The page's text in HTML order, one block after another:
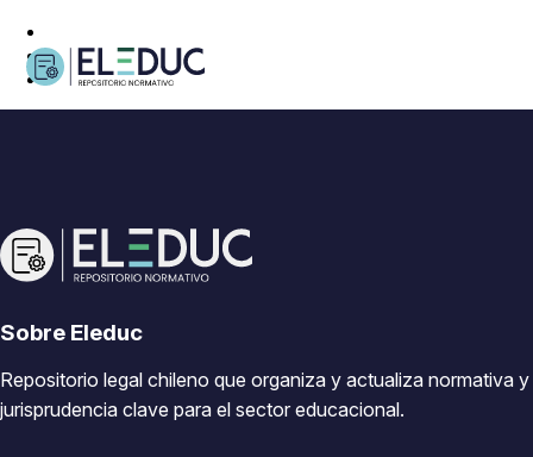
Sobre Eleduc
Repositorio legal chileno que organiza y actualiza normativa y
jurisprudencia clave para el sector educacional.